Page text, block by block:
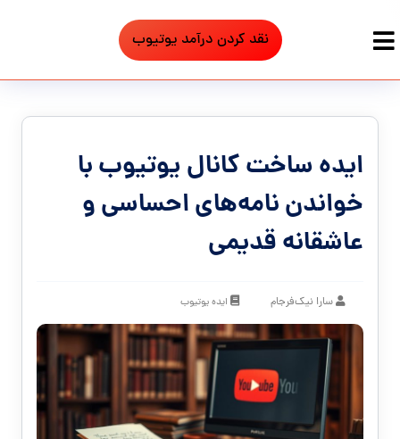
نقد کردن درآمد یوتیوب
ایده ساخت کانال یوتیوب با
خواندن نامه‌های احساسی و
عاشقانه قدیمی
سارا نیک‌فرجام ایده یوتیوب